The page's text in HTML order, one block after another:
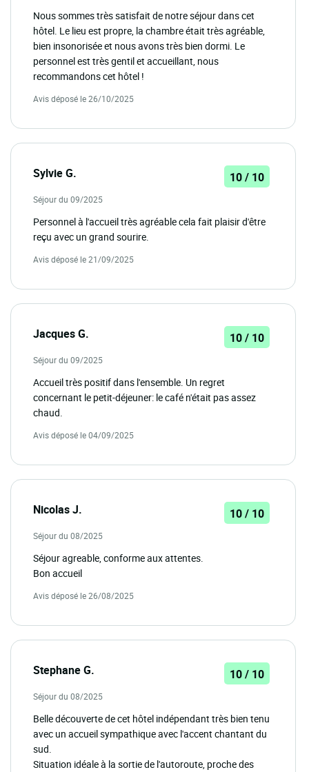
Nous sommes très satisfait de notre séjour dans cet
hôtel. Le lieu est propre, la chambre était très agréable,
bien insonorisée et nous avons très bien dormi. Le
personnel est très gentil et accueillant, nous
recommandons cet hôtel !
Avis déposé le 26/10/2025
Sylvie G. 10 / 10
Séjour du 09/2025
Personnel à l'accueil très agréable cela fait plaisir d'être
reçu avec un grand sourire.
Avis déposé le 21/09/2025
Jacques G. 10 / 10
Séjour du 09/2025
Accueil très positif dans l'ensemble. Un regret
concernant le petit-déjeuner: le café n'était pas assez
chaud.
Avis déposé le 04/09/2025
Nicolas J. 10 / 10
Séjour du 08/2025
Séjour agreable, conforme aux attentes.
Bon accueil
Avis déposé le 26/08/2025
Stephane G. 10 / 10
Séjour du 08/2025
Belle découverte de cet hôtel indépendant très bien tenu
avec un accueil sympathique avec l'accent chantant du
sud.
Situation idéale à la sortie de l'autoroute, proche des